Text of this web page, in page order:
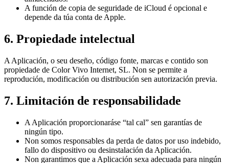
A función de copia de seguridade de iCloud é opcional e
depende da túa conta de Apple.
6. Propiedade intelectual
A Aplicación, o seu deseño, código fonte, marcas e contido son
propiedade de Color Vivo Internet, SL. Non se permite a
reprodución, modificación ou distribución sen autorización previa.
7. Limitación de responsabilidade
A Aplicación proporcionaráse “tal cal” sen garantías de
ningún tipo.
Non somos responsables da perda de datos por uso indebido,
fallo do dispositivo ou desinstalación da Aplicación.
Non garantimos que a Aplicación sexa adecuada para ningún